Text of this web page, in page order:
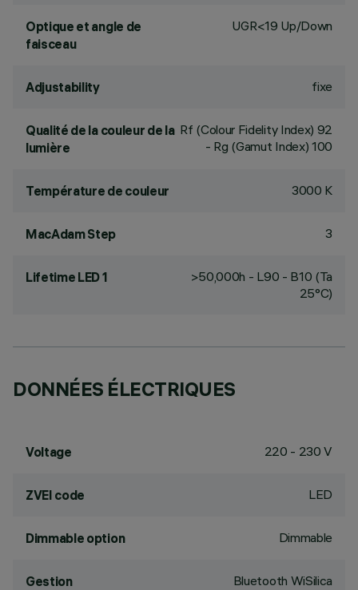
Optique et angle de
faisceau
UGR<19 Up/Down
Adjustability fixe
Qualité de la couleur de la
lumière
Rf (Colour Fidelity Index) 92
- Rg (Gamut Index) 100
Température de couleur 3000 K
MacAdam Step 3
Lifetime LED 1
>50,000h - L90 - B10 (Ta
25°C)
DONNÉES ÉLECTRIQUES
Voltage 220 - 230 V
ZVEI code LED
Dimmable option Dimmable
Gestion Bluetooth WiSilica